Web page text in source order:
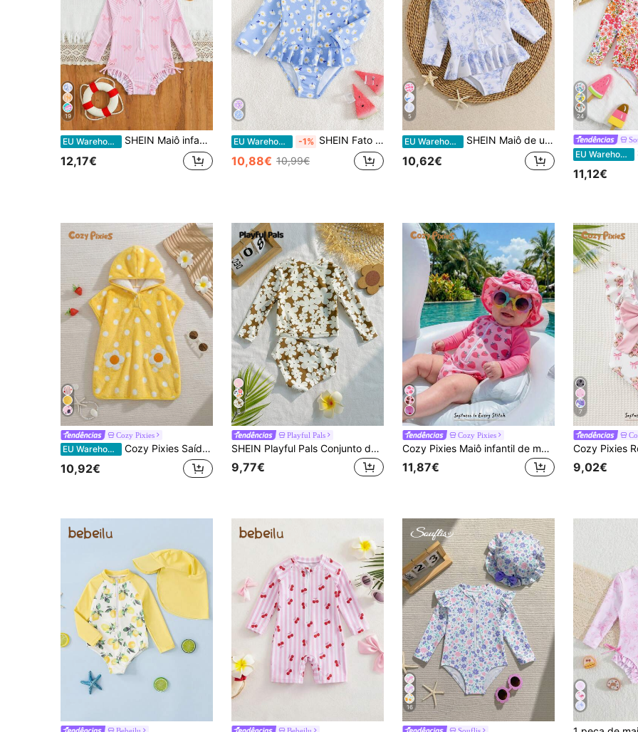
19
EU Warehouse SHEIN Maiô infantil de uma peça com estampa de laço, mangas compridas e zíper, inclui chapéu.
12,17€
EU Warehouse -1% SHEIN Fato de Banho De Bebê Com Peplum De Manga Raglan E Estampa Floral
10,88€ 10,99€
5
EU Warehouse SHEIN Maiô de uma peça com estampa de borboleta e floral fofo para meninas, adequado para férias na praia no verão
10,62€
24
EU Warehouse
11,12€
Cozy Pixies
EU Warehouse Cozy Pixies Saída de praia com capuz para bebê menina com estampa de bolinhas
10,92€
6
Playful Pals
SHEIN Playful Pals Conjunto de maiô infantil feminino com estampa floral, manga longa, modelagem casual e ajustada, ideal para natação e férias.
9,77€
Cozy Pixies
Cozy Pixies Maiô infantil de manga comprida com estampa de morango, gola redonda, zíper e babados. Ideal para férias na praia.
11,87€
7
9,02€
Bebeilu Bebeilu
16
Souflis